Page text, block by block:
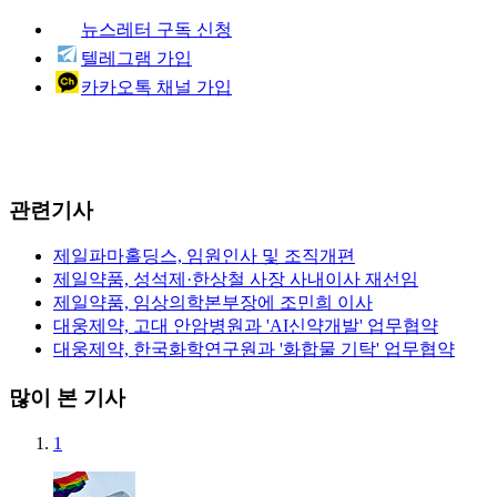
뉴스레터 구독 신청
텔레그램 가입
카카오톡 채널 가입
관련기사
제일파마홀딩스, 임원인사 및 조직개편
제일약품, 성석제·한상철 사장 사내이사 재선임
제일약품, 임상의학본부장에 조민희 이사
대웅제약, 고대 안암병원과 'AI신약개발' 업무협약
대웅제약, 한국화학연구원과 '화합물 기탁' 업무협약
많이 본 기사
1